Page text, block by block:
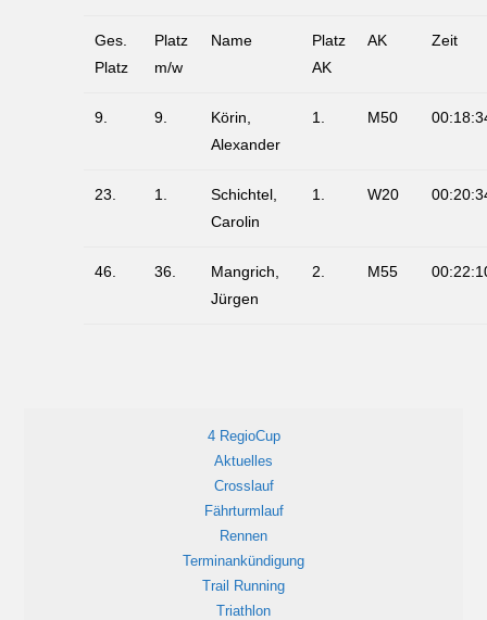
Ges.
Platz
Platz
m/w
Name
Platz
AK
AK Zeit
9. 9.
Körin,
Alexander
1. M50
23. 1.
Schichtel,
Carolin
1. W20
46. 36.
Mangrich,
Jürgen
2. M55
4 RegioCup
Aktuelles
Crosslauf
Fährturmlauf
Rennen
Terminankündigung
Trail Running
Triathlon